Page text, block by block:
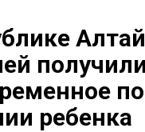
получили
ребенка